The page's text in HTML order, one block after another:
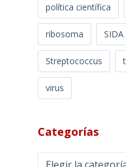
política científica
ribosoma SIDA
Streptococcus
virus
Categorías
Categorías